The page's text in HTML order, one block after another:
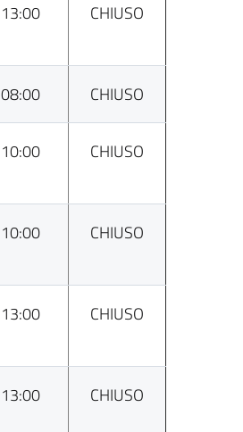
13:00 CHIUSO
08:00 CHIUSO
10:00 CHIUSO
10:00 CHIUSO
13:00 CHIUSO
13:00 CHIUSO